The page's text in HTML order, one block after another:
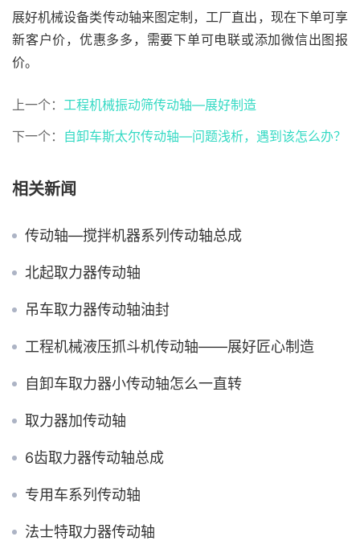
展好机械设备类传动轴来图定制，工厂直出，现在下单可享
新客户价，优惠多多，需要下单可电联或添加微信出图报
价。
上一个： 工程机械振动筛传动轴—展好制造
下一个： 自卸车斯太尔传动轴—问题浅析，遇到该怎么办？
相关新闻
传动轴—搅拌机器系列传动轴总成
北起取力器传动轴
吊车取力器传动轴油封
工程机械液压抓斗机传动轴——展好匠心制造
自卸车取力器小传动轴怎么一直转
取力器加传动轴
6齿取力器传动轴总成
专用车系列传动轴
法士特取力器传动轴